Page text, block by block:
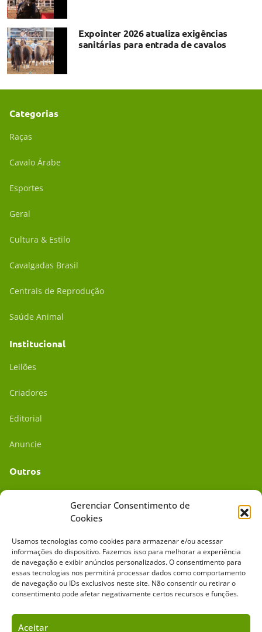
Gerenciar Consentimento de
Cookies
Usamos tecnologias como cookies para armazenar e/ou acessar
informações do dispositivo. Fazemos isso para melhorar a experiência
de navegação e exibir anúncios personalizados. O consentimento para
essas tecnologias nos permitirá processar dados como comportamento
de navegação ou IDs exclusivos neste site. Não consentir ou retirar o
consentimento pode afetar negativamente certos recursos e funções.
Aceitar
Expointer 2026 atualiza exigências
sanitárias para entrada de cavalos
Categorias
Raças
Cavalo Árabe
Esportes
Geral
Cultura & Estilo
Cavalgadas Brasil
Centrais de Reprodução
Saúde Animal
Institucional
Leilões
Criadores
Editorial
Anuncie
Outros
Mídia Kit